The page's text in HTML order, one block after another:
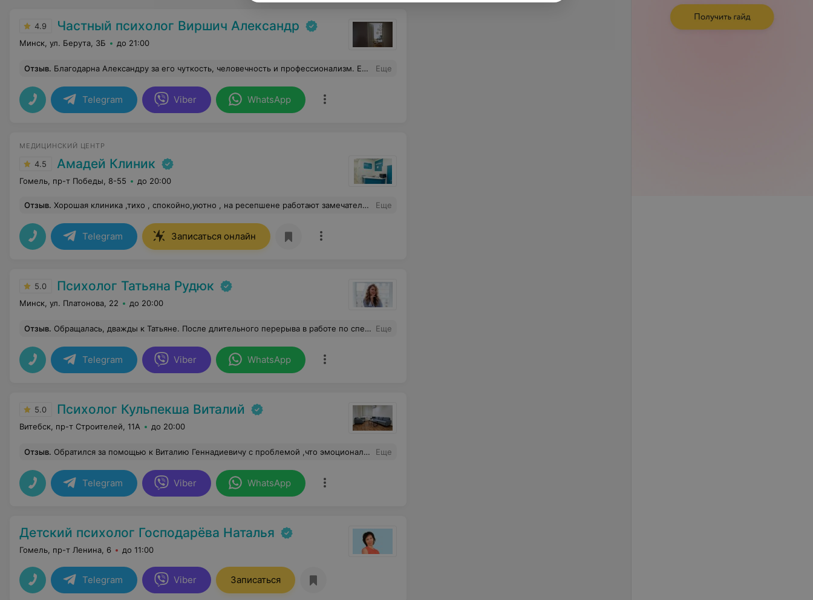
4.9 Частный психолог Виршич Александр
Минск, ул. Берута, 3Б до 21:00
Отзыв. Благодарна Александру за его чуткость, человечность и профессионализм. Его помощь в такой сложный период в моей жизни неоценима. Тяжёлый развод, потеря себя. С Александром вместе разобралась со многими сложными ситуациями, по другому посмотрела на проблему. Спасибо!!! Еще
Telegram Viber WhatsApp
МЕДИЦИНСКИЙ ЦЕНТР
4.5 Амадей Клиник
Гомель, пр-т Победы, 8-55 до 20:00
Отзыв. Хорошая клиника ,тихо , спокойно,уютно , на ресепшене работают замечательные сотрудники, объяснят ,расскажут и покажут ,нет очереди, особую благодарность хочу выразить врачу Наталье Борисовне , за хорошее отношение,спасибо,все аккуратно сделали ,успокоили , дали рекомендации, я осталась довольна и услугой ,и врачом ,и самой клиникой, спасибо большое вам за ваш труд , процветания вам ,и хороших пациентов Еще
Telegram Записаться онлайн
5.0 Психолог Татьяна Рудюк
Минск, ул. Платонова, 22 до 20:00
Отзыв. Обращалась, дважды к Татьяне. После длительного перерыва в работе по специальности, возник запрос в помощи подготовке к собеседованию. Во время сессии определили сильные и слабые стороны, получился план поиска работы и понимание что ‘есть’ в данный момент, чего не хватает. Так же получилось от рефлексировать, свой прошлы опыт, что мешало двигаться и на что стоит обратить внимание при выборе работодателя. Татьяна очень компетентна, ощущается опыт через вопросы подсказки, плавно выводит на ‘причину-следствие’ После сессии ощущалось уверенность в себе. Еще
Telegram Viber WhatsApp
5.0 Психолог Кульпекша Виталий
Витебск, пр-т Строителей, 11А до 20:00
Отзыв. Обратился за помощью к Виталию Геннадиевичу с проблемой ,что эмоционально выгорел , и мне нужна помощь. Беспокоили постоянная усталость , плохое настроение , апатия , что теряю связь с собой и окружающим миром и многое другое. После первых консультаций появилась положительная динамика и надежда на то, что мне смогут помочь с моей проблемой , при условии что я сам обладаю желанием и стремлением что-то поменять в своей жизни . Встречи проходят в комфортной и располагающей атмосфере , а психолог внушает доверие и уверенность в том что я обратился к нужному человеку , что в свою очередь помогает мне сейчас двигаться вперед и не опускать руки. Еще
Telegram Viber WhatsApp
Детский психолог Господарёва Наталья
Гомель, пр-т Ленина, 6 до 11:00
Telegram Viber Записаться